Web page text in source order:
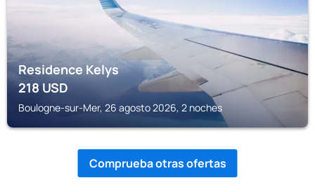
Residence Kelys
218USD
Boulogne-sur-Mer, 26 agosto 2026, 2 noches
Comprueba otras ofertas